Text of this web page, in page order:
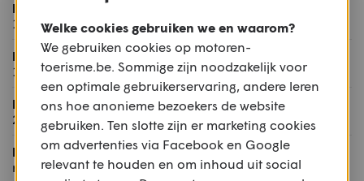
Naloop:
113,3 mm
Drooggewicht:
187 kg
Rijklaar gewicht:
204 kg
Maximum toelaatbaar gewicht:
n.b. kg
Welke cookies gebruiken we en waarom?
We gebruiken cookies op motoren-
toerisme.be. Sommige zijn noodzakelijk voor
een optimale gebruikerservaring, andere leren
ons hoe anonieme bezoekers de website
gebruiken. Ten slotte zijn er marketing cookies
om advertenties via Facebook en Google
relevant te houden en om inhoud uit social